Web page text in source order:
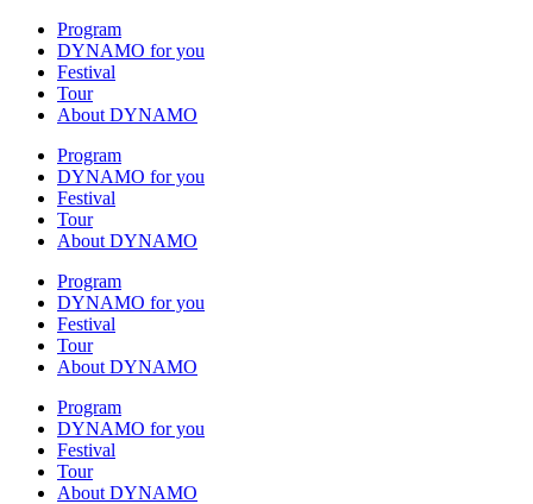
Program
DYNAMO for you
Festival
Tour
About DYNAMO
Program
DYNAMO for you
Festival
Tour
About DYNAMO
Program
DYNAMO for you
Festival
Tour
About DYNAMO
Program
DYNAMO for you
Festival
Tour
About DYNAMO